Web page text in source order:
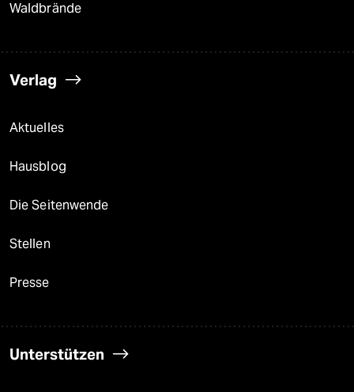
Waldbrände
Verlag
Aktuelles
Hausblog
Die Seitenwende
Stellen
Presse
Unterstützen